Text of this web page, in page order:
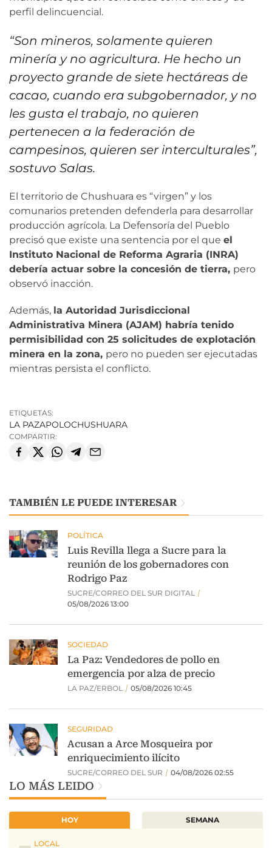
perfil delincuencial.
“Son mineros, solamente quieren
minería y no agricultura. He hecho un
proyecto grande de siete hectáreas de
cacao, cuando era subgobernador, y no
les gusta el trabajo, no quieren
pertenecen a la federación de
campesinos, quieren ser interculturales”,
sostuvo Salas.
El territorio de Chushuara es “virgen” y los
comunarios pretenden defenderla para desarrollar
producción agrícola. La Defensoría del Pueblo
precisó que existe una sentencia por el que el
Instituto Nacional de Reforma Agraria (INRA)
debería actuar sobre la concesión de tierra, pero
observó inacción.
Además, la Autoridad Jurisdiccional
Administrativa Minera (AJAM) habría tenido
permisibilidad con 25 solicitudes de explotación
minera en la zona, pero no pueden ser ejecutadas
mientras persista el conflicto.
ETIQUETAS:
LA PAZAPOLOCHUSHUARA
COMPARTIR:
TAMBIÉN LE PUEDE INTERESAR
LO MÁS LEIDO
HOY SEMANA